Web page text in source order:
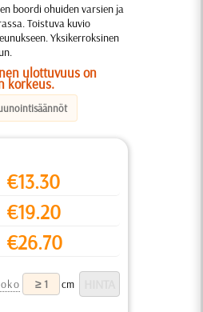
boordi ohuiden varsien ja
Toistuva kuvio
Yksikerroksinen
ulottuvuus on
korkeus.
€13.30
€19.20
€26.70
cm